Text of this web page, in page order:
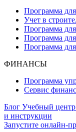
Программа
Учет в
Программа
Программа
Программа
ФИНАНСЫ
Программа
Сервис
Блог Учебный центр
и инструкции
Запустите онлайн-